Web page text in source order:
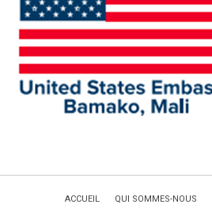
ACCUEIL QUI SOMMES-NOUS